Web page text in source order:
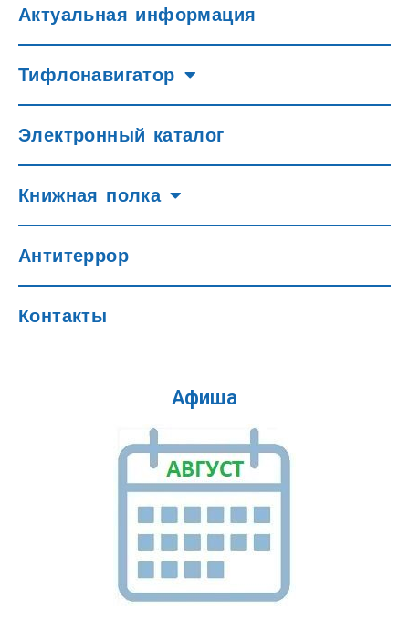
Актуальная информация
Тифлонавигатор
Электронный каталог
Книжная полка
Антитеррор
Контакты
Афиша